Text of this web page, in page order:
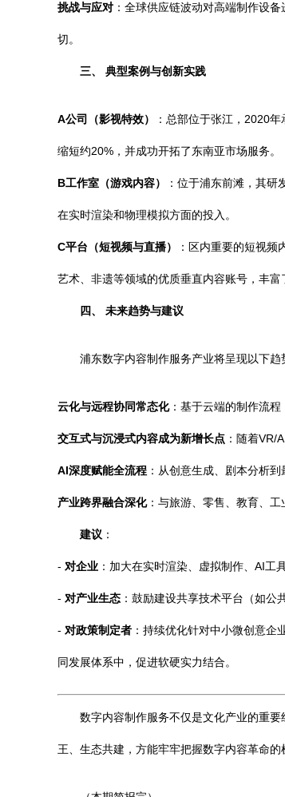
挑战与应对 ：全球供应链波动对高端制作设
切。
三、 典型案例与创新实践
A公司（影视特效） ：总部位于张江，2020
缩短约20%，并成功开拓了东南亚市场服务。
B工作室（游戏内容） ：位于浦东前滩，其
在实时渲染和物理模拟方面的投入。
C平台（短视频与直播） ：区内重要的短视
艺术、非遗等领域的优质垂直内容账号，丰富
四、 未来趋势与建议
浦东数字内容制作服务产业将呈现以下趋
云化与远程协同常态化：基于云端的制作流程
交互式与沉浸式内容成为新增长点 ：随着VR/
AI深度赋能全流程 ：从创意生成、剧本分析
产业跨界融合深化：与旅游、零售、教育、工
建议 ：
- 对企业 ：加大在实时渲染、虚拟制作、AI工
- 对产业生态 ：鼓励建设共享技术平台（如
- 对政策制定者 ：持续优化针对中小微创意企
同发展体系中，促进软硬实力结合。
数字内容制作服务不仅是文化产业的重
王、生态共建，方能牢牢把握数字内容革命